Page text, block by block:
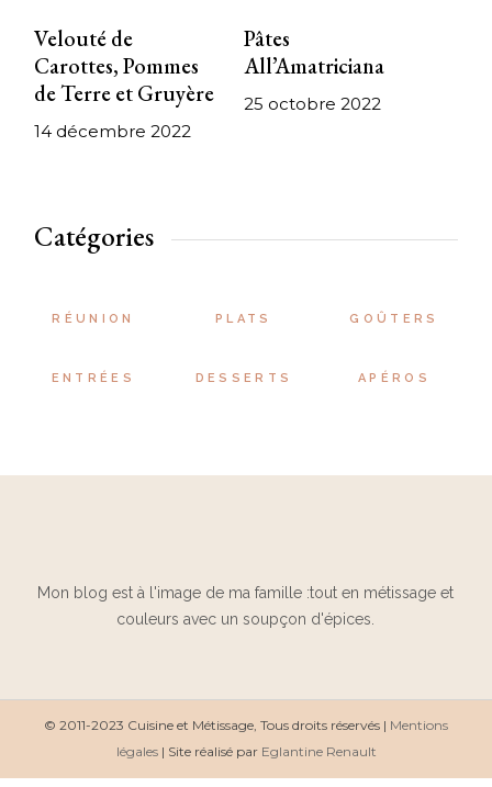
Velouté de
Carottes, Pommes
de Terre et Gruyère
14 décembre 2022
Pâtes
All’Amatriciana
25 octobre 2022
Catégories
RÉUNION PLATS GOÛTERS
ENTRÉES DESSERTS APÉROS
Mon blog est à l'image de ma famille :tout en métissage et
couleurs avec un soupçon d'épices.
© 2011-2023 Cuisine et Métissage, Tous droits réservés | Mentions
légales| Site réalisé par Eglantine Renault